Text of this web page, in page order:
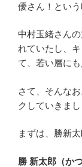
優さん！という
中村玉緒さん
れていたし、
て、若い層にも
さて、そんな
クしていきまし
まずは、勝新
勝 新太郎（か